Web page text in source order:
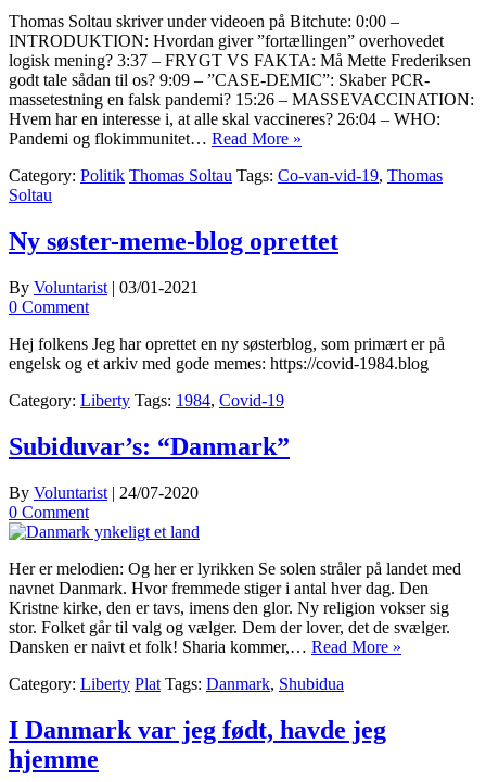
Thomas Soltau skriver under videoen på Bitchute: 0:00 –
INTRODUKTION: Hvordan giver ”fortællingen” overhovedet
logisk mening? 3:37 – FRYGT VS FAKTA: Må Mette Frederiksen
godt tale sådan til os? 9:09 – ”CASE-DEMIC”: Skaber PCR-
massetestning en falsk pandemi? 15:26 – MASSEVACCINATION:
Hvem har en interesse i, at alle skal vaccineres? 26:04 – WHO:
Pandemi og flokimmunitet… Read More »
Category: Politik Thomas Soltau Tags: Co-van-vid-19, Thomas
Soltau
Ny søster-meme-blog oprettet
By Voluntarist | 03/01-2021
0 Comment
Hej folkens Jeg har oprettet en ny søsterblog, som primært er på
engelsk og et arkiv med gode memes: https://covid-1984.blog
Category: Liberty Tags: 1984, Covid-19
Subiduvar’s: “Danmark”
By Voluntarist | 24/07-2020
0 Comment
Her er melodien: Og her er lyrikken Se solen stråler på landet med
navnet Danmark. Hvor fremmede stiger i antal hver dag. Den
Kristne kirke, den er tavs, imens den glor. Ny religion vokser sig
stor. Folket går til valg og vælger. Dem der lover, det de svælger.
Dansken er naivt et folk! Sharia kommer,… Read More »
Category: Liberty Plat Tags: Danmark, Shubidua
I Danmark var jeg født, havde jeg
hjemme